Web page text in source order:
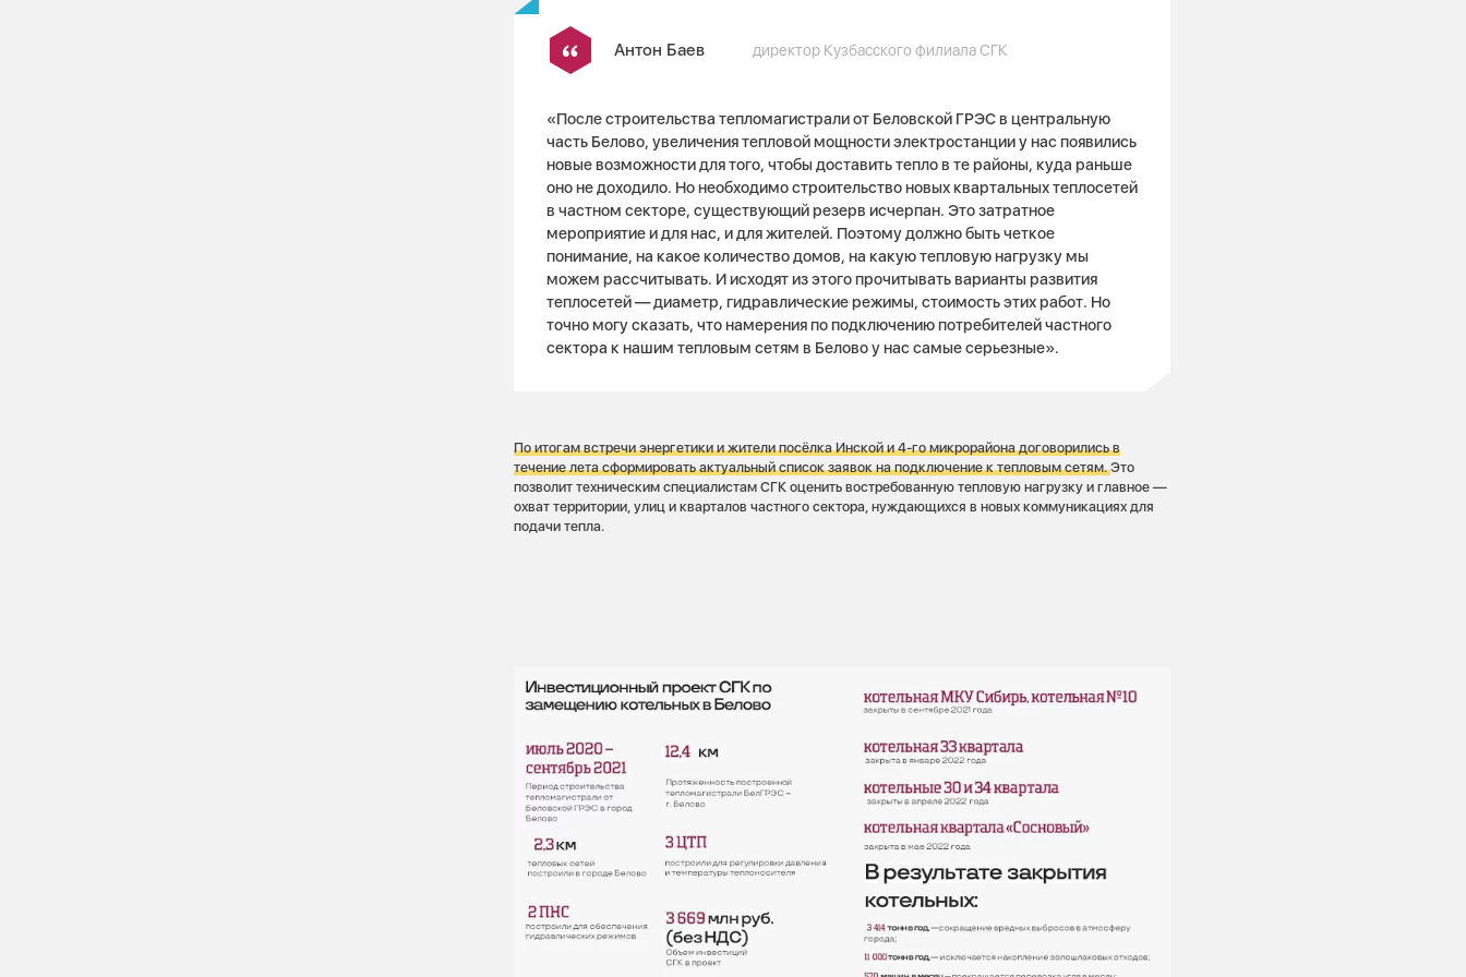
Антон Баев директор Кузбасского филиала СГК
«После строительства тепломагистрали от Беловской ГРЭС в центральную
часть Белово, увеличения тепловой мощности электростанции у нас появились
новые возможности для того, чтобы доставить тепло в те районы, куда раньше
оно не доходило. Но необходимо строительство новых квартальных теплосетей
в частном секторе, существующий резерв исчерпан. Это затратное
мероприятие и для нас, и для жителей. Поэтому должно быть четкое
понимание, на какое количество домов, на какую тепловую нагрузку мы
можем рассчитывать. И исходят из этого прочитывать варианты развития
теплосетей — диаметр, гидравлические режимы, стоимость этих работ. Но
точно могу сказать, что намерения по подключению потребителей частного
сектора к нашим тепловым сетям в Белово у нас самые серьезные».
По итогам встречи энергетики и жители посёлка Инской и 4-го микрорайона договорились в
течение лета сформировать актуальный список заявок на подключение к тепловым сетям.Это
позволит техническим специалистам СГК оценить востребованную тепловую нагрузку и главное —
охват территории, улиц и кварталов частного сектора, нуждающихся в новых коммуникациях для
подачи тепла.